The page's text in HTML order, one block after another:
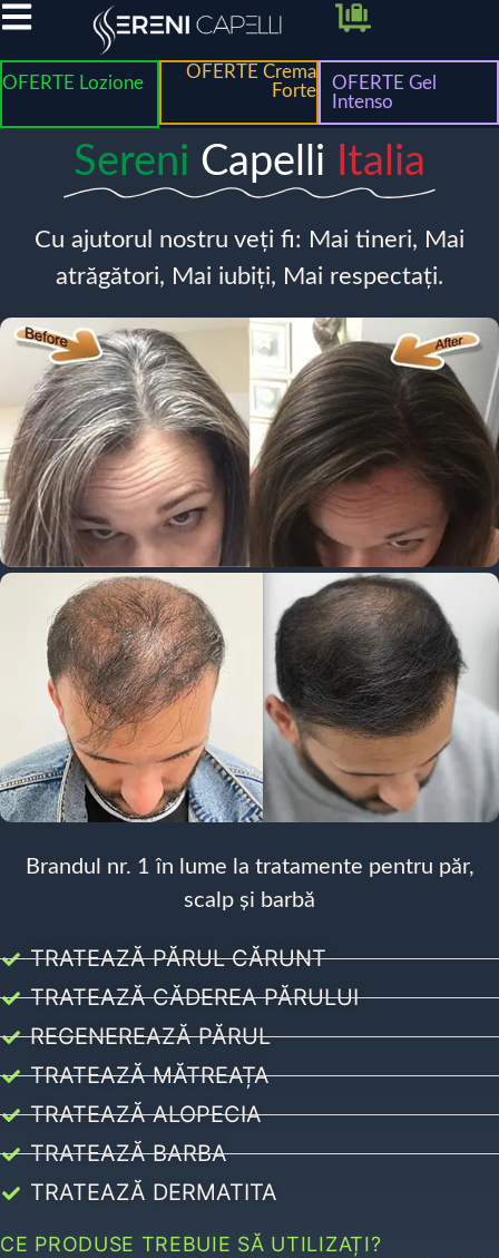
OFERTE Lozione
OFERTE Crema
Forte
OFERTE Gel
Intenso
Sereni Capelli Italia
Cu ajutorul nostru veți fi: Mai tineri, Mai
atrăgători, Mai iubiți, Mai respectați.
Brandul nr. 1 în lume la tratamente pentru păr,
scalp și barbă
TRATEAZĂ PĂRUL CĂRUNT
TRATEAZĂ CĂDEREA PĂRULUI
REGENEREAZĂ PĂRUL
TRATEAZĂ MĂTREAȚA
TRATEAZĂ ALOPECIA
TRATEAZĂ BARBA
TRATEAZĂ DERMATITA
CE PRODUSE TREBUIE SĂ UTILIZAȚI?